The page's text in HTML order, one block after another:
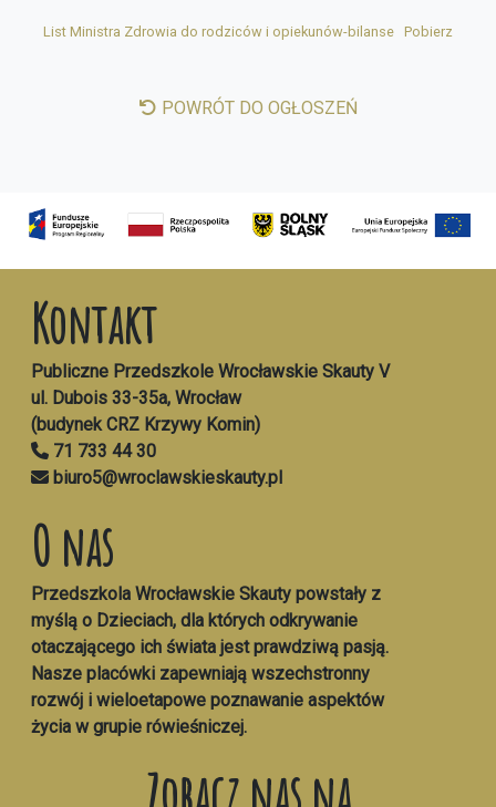
List Ministra Zdrowia do rodziców i opiekunów-bilanse Pobierz
POWRÓT DO OGŁOSZEŃ
Kontakt
Publiczne Przedszkole Wrocławskie Skauty V
ul. Dubois 33-35a, Wrocław
(budynek CRZ Krzywy Komin)
71 733 44 30
biuro5@wroclawskieskauty.pl
O nas
Przedszkola Wrocławskie Skauty powstały z
myślą o Dzieciach, dla których odkrywanie
otaczającego ich świata jest prawdziwą pasją.
Nasze placówki zapewniają wszechstronny
rozwój i wieloetapowe poznawanie aspektów
życia w grupie rówieśniczej.